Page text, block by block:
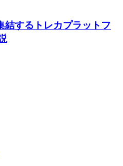
結するトレカプラットフ